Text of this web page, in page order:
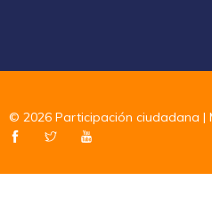
© 2026 Participación ciudadana |